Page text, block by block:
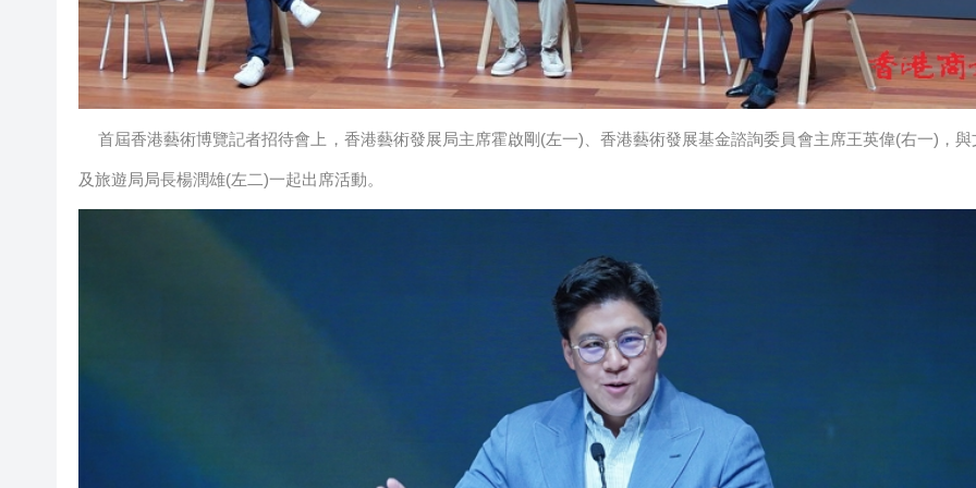
首屆香港藝術博覽記者招待會上，香港藝術發展局主席霍啟剛(左一)、香港藝術發展基金諮詢委員會主席王英偉(右一)，與
及旅遊局局長楊潤雄(左二)一起出席活動。